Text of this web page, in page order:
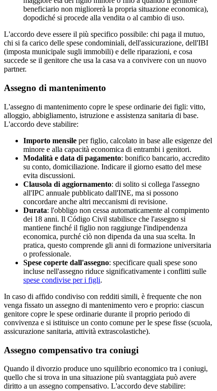
beneficiario non migliorerà la propria situazione economica),
dopodiché si procede alla vendita o al cambio di uso.
L'accordo deve essere il più specifico possibile: chi paga il mutuo,
chi si fa carico delle spese condominiali, dell'assicurazione, dell'IBI
(imposta municipale sugli immobili) e delle riparazioni, e cosa
succede se il genitore che usa la casa va a convivere con un nuovo
partner.
Assegno di mantenimento
L'assegno di mantenimento copre le spese ordinarie dei figli: vitto,
alloggio, abbigliamento, istruzione e assistenza sanitaria di base.
L'accordo deve stabilire:
Importo mensile per figlio, calcolato in base alle esigenze del
minore e alla capacità economica di entrambi i genitori.
Modalità e data di pagamento: bonifico bancario, accredito
su conto, domiciliazione. Indicare il giorno esatto del mese
evita discussioni.
Clausola di aggiornamento: di solito si collega l'assegno
all'IPC annuale pubblicato dall'INE, ma si possono
concordare anche altri meccanismi di revisione.
Durata: l'obbligo non cessa automaticamente al compimento
dei 18 anni. Il Código Civil stabilisce che l'assegno si
mantiene finché il figlio non raggiunge l'indipendenza
economica, purché ciò non dipenda da una sua scelta. In
pratica, questo comprende gli anni di formazione universitaria
o professionale.
Spese coperte dall'assegno: specificare quali spese sono
incluse nell'assegno riduce significativamente i conflitti sulle
spese condivise per i figli.
In caso di affido condiviso con redditi simili, è frequente che non
venga fissato un assegno di mantenimento vero e proprio: ciascun
genitore copre le spese ordinarie durante il proprio periodo di
convivenza e si istituisce un conto comune per le spese fisse (scuola,
assicurazione sanitaria, attività extrascolastiche).
Assegno compensativo tra coniugi
Quando il divorzio produce uno squilibrio economico tra i coniugi,
quello che si trova in una situazione più svantaggiata può avere
diritto a un assegno compensativo. L'accordo deve stabilire: